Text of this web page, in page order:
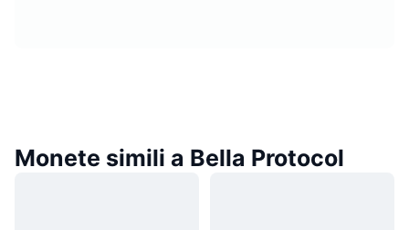
Monete simili a Bella Protocol